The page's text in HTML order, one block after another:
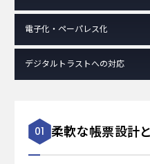
電子化・ペーパレス化
デジタルトラストへの対応
01 柔軟な帳票設計